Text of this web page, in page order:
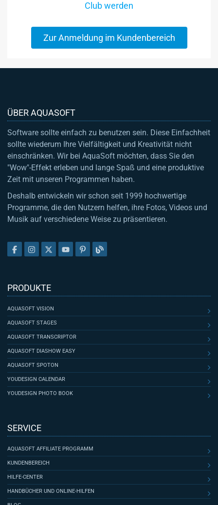
Club werden
Zur Anmeldung im Kundenbereich
ÜBER AQUASOFT
Software sollte einfach zu benutzen sein. Diese Einfachheit
sollte wiederum Ihre Vielfältigkeit und Kreativität nicht
einschränken. Wir bei AquaSoft möchten, dass Sie den
"Wow"-Effekt erleben und lange Spaß und eine produktive
Zeit mit unseren Programmen haben.
Deshalb entwickeln wir schon seit 1999 hochwertige
Programme, die den Nutzern helfen, ihre Fotos, Videos und
Musik auf verschiedene Weise zu präsentieren.
PRODUKTE
AQUASOFT VISION
AQUASOFT STAGES
AQUASOFT TRANSCRIPTOR
AQUASOFT DIASHOW EASY
AQUASOFT SPOTON
YOUDESIGN CALENDAR
YOUDESIGN PHOTO BOOK
SERVICE
AQUASOFT AFFILIATE PROGRAMM
KUNDENBEREICH
HILFE-CENTER
HANDBÜCHER UND ONLINE-HILFEN